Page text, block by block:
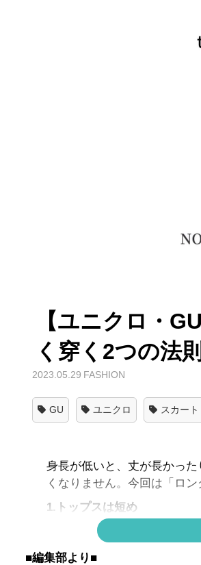
【ユニクロ・
く穿く2つの法
2023.05.29 FASHION
GU ユニクロ スカート
身長が低いと、丈が長かっ
くなりません。今回は「ロ
1.トップスは短め
2.トップスをウエストイン
低身長の方はロングスカー
■編集部より■